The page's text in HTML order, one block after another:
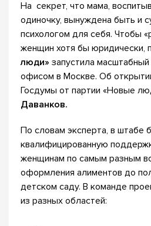
На секрет, что мама,
одиночку, вынуждена быть и
психологом для себя. Чтобы
женщин хотя бы юридически,
люди» запустила
офисом в Москве. Об
Госдумы от партии «Новые
Даванков.
По словам эксперта, в штабе
квалифицированную
женщинам по самым разным
оформления алиментов до
детском саду. В команде
из разных областей: